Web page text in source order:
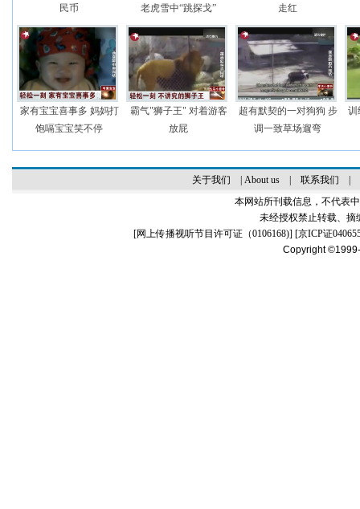
民币
老虎雪中“跳探戈”
走红
家有宝宝喜事多 妈妈打
饱嗝宝宝笑不停
霸气"狮子王" 对着游客
放屁
超有默契的一对狗狗 步
调一致草场遛弯
训
关于我们 About us| 联系我们
本网站所刊载信息，不代表
未经授权禁止转载、摘
[网上传播视听节目许可证（0106168)] [京ICP证
Copyright